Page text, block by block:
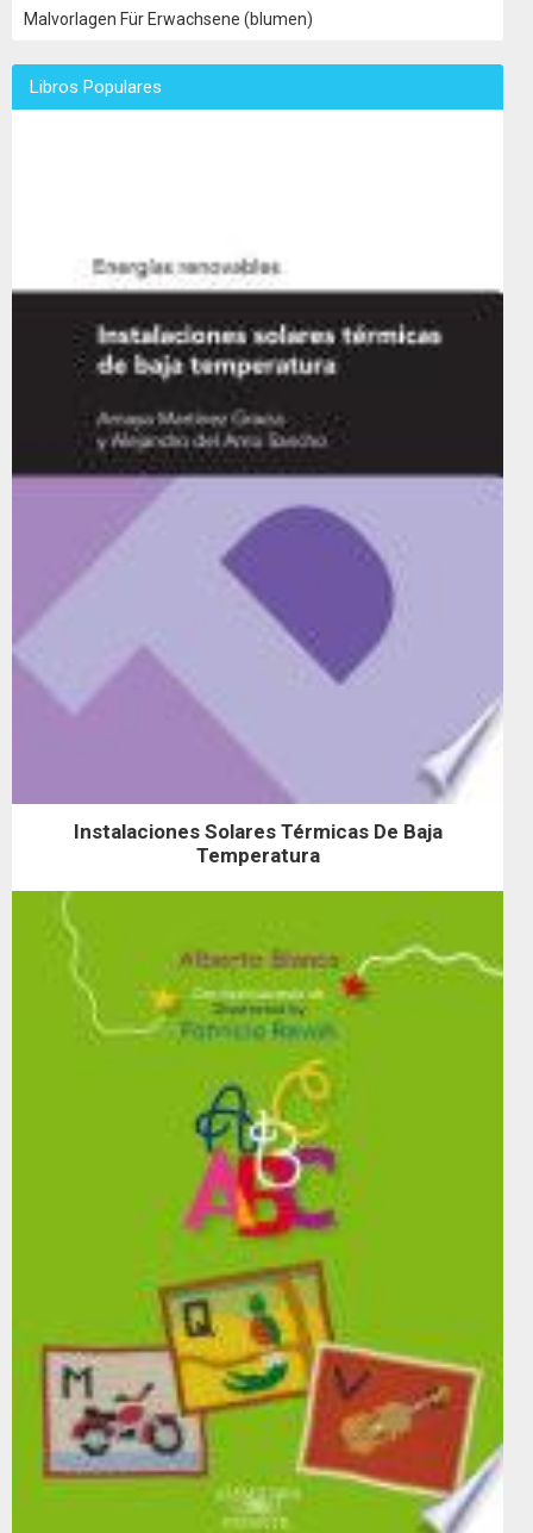
Malvorlagen Für Erwachsene (blumen)
Libros Populares
Instalaciones Solares Térmicas De Baja
Temperatura